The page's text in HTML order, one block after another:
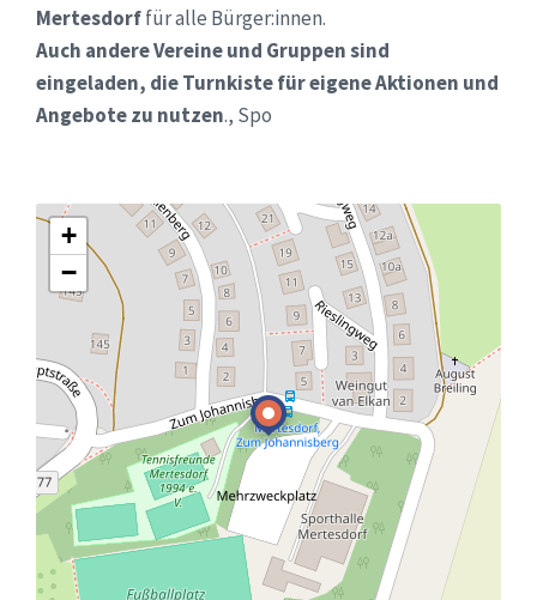
Mertesdorffür alle Bürger:innen.
Auch andere Vereine und Gruppen sind
eingeladen, die Turnkiste für eigene Aktionen und
Angebote zu nutzen., Spo
+
−